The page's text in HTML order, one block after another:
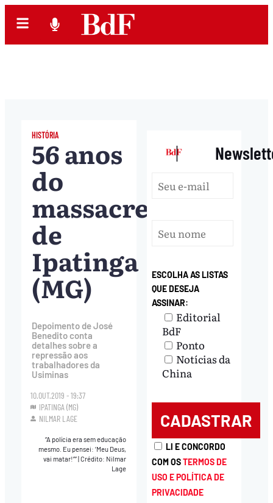
HISTÓRIA
56 anos
do
massacre
de
Ipatinga
(MG)
Depoimento de José
Benedito conta
detalhes sobre a
repressão aos
trabalhadores da
Usiminas
10.OUT.2019 - 19:37
IPATINGA (MG)
NILMAR LAGE
“A polícia era sem educação
mesmo. Eu pensei: ‘Meu Deus,
vai matar!””|Crédito: Nilmar
Lage
|
ESCOLHA AS LISTAS
QUE DESEJA
ASSINAR:
Editorial
BdF
Ponto
Notícias da
China
LI E CONCORDO
COM OSTERMOS DE
USO E POLÍTICA DE
PRIVACIDADE